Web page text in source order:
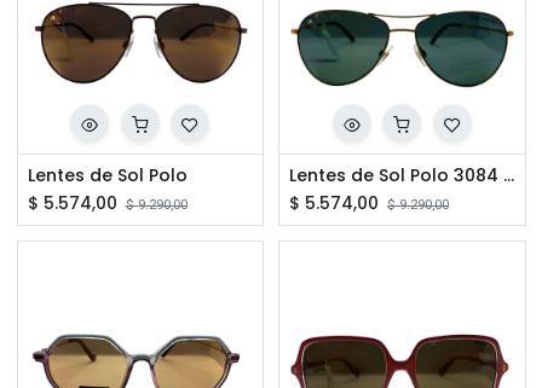
Lentes de Sol Polo
$ 5.574,00 $9.290,00
Lentes de Sol Polo 3084 9256 9A
$ 5.574,00 $9.290,00